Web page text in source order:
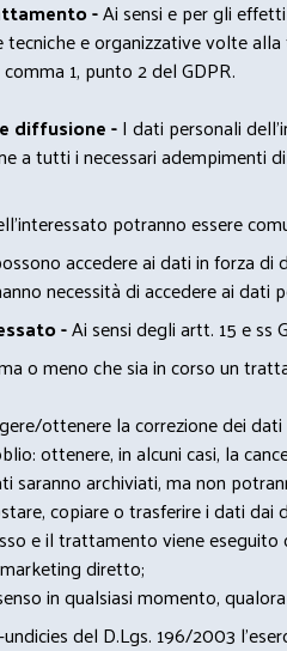
-Ai sensi e per gli
e organizzative volte
1, punto 2 del GDPR.
diffusione -I dati personali
a tutti i necessari adempimenti
potranno essere
accedere ai dati in forza
necessità di accedere ai dati
-Ai sensi degli artt. 15 e ss
o meno che sia in corso un
ottenere la correzione dei
ottenere, in alcuni casi, la
saranno archiviati, ma non
copiare o trasferire i dati
e il trattamento viene
diretto;
in qualsiasi momento,
undicies del D.Lgs. 196/2003